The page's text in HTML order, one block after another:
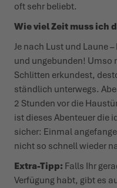
oft sehr beliebt.
Wie viel Zeit muss ich
Je nach Lust und Laune
und unge­bunden! Umso
Schlitten erkundest,
ständlich unterwegs.
2 Stunden vor die
ist dieses Abenteuer die
sicher: Einmal
nicht so schnell wieder
Extra-Tipp: Falls Ihr
Verfügung habt, gibt es